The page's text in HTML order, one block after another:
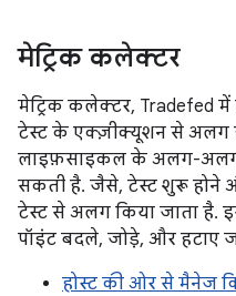
मेट्रिक कलेक्टर
मेट्रिक कलेक्टर, Tradefed
टेस्ट के एक्ज़ीक्यूशन से अलग
लाइफ़साइकल के अलग-अलग
सकती है. जैसे, टेस्ट शुरू होने
टेस्ट से अलग किया जाता है.
पॉइंट बदले, जोड़े, और हटाए
होस्ट की ओर से मैनेज